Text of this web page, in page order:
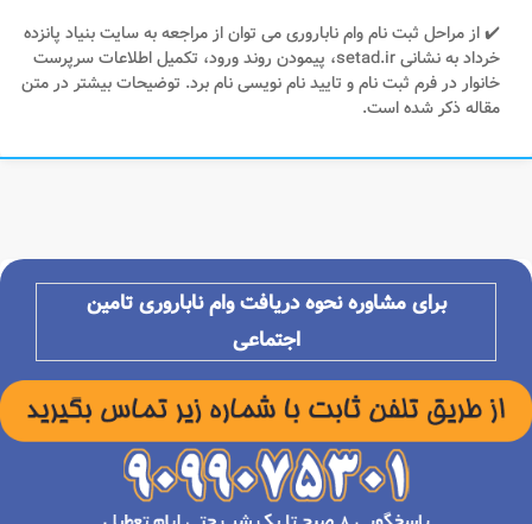
✔️ از مراحل ثبت نام وام ناباروری می توان از مراجعه به سایت بنیاد پانزده
خرداد به نشانی setad.ir، پیمودن روند ورود، تکمیل اطلاعات سرپرست
خانوار در فرم ثبت نام و تایید نام نویسی نام برد. توضیحات بیشتر در متن
مقاله ذکر شده است.
برای مشاوره نحوه دریافت وام ناباروری تامین
اجتماعی